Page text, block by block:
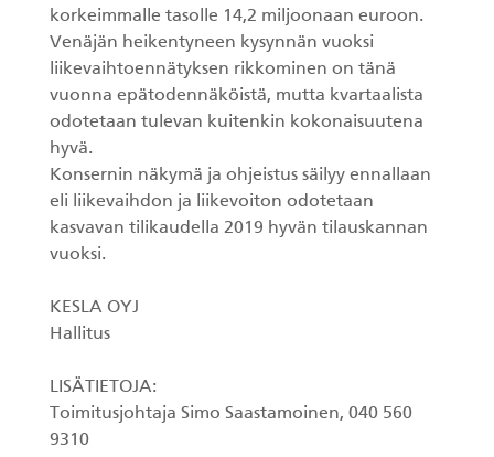
korkeimmalle tasolle 14,2 miljoonaan euroon.
Venäjän heikentyneen kysynnän vuoksi
liikevaihtoennätyksen rikkominen on tänä
vuonna epätodennäköistä, mutta kvartaalista
odotetaan tulevan kuitenkin kokonaisuutena
hyvä.
Konsernin näkymä ja ohjeistus säilyy ennallaan
eli liikevaihdon ja liikevoiton odotetaan
kasvavan tilikaudella 2019 hyvän tilauskannan
vuoksi.
KESLA OYJ
Hallitus
LISÄTIETOJA:
Toimitusjohtaja Simo Saastamoinen, 040 560
9310